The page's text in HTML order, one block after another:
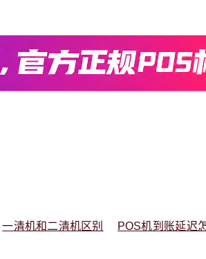
一清机和二清机区别
POS机到账延迟